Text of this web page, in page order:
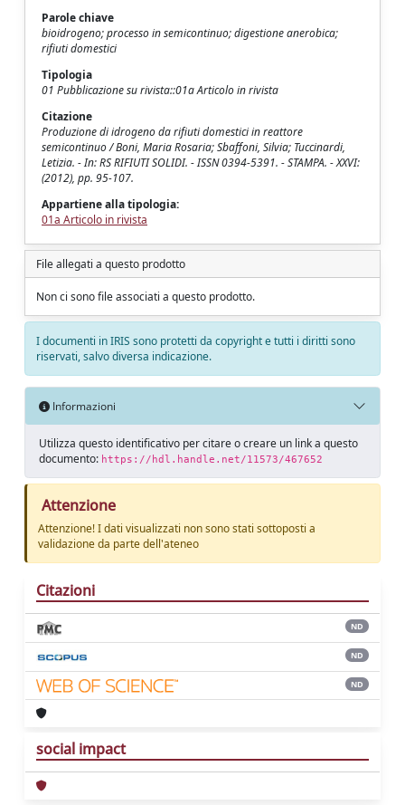
Parole chiave
bioidrogeno; processo in semicontinuo; digestione anerobica;
rifiuti domestici
Tipologia
01 Pubblicazione su rivista::01a Articolo in rivista
Citazione
Produzione di idrogeno da rifiuti domestici in reattore
semicontinuo / Boni, Maria Rosaria; Sbaffoni, Silvia; Tuccinardi,
Letizia. - In: RS RIFIUTI SOLIDI. - ISSN 0394-5391. - STAMPA. - XXVI:
(2012), pp. 95-107.
Appartiene alla tipologia:
01a Articolo in rivista
File allegati a questo prodotto
Non ci sono file associati a questo prodotto.
I documenti in IRIS sono protetti da copyright e tutti i diritti sono
riservati, salvo diversa indicazione.
Informazioni
Utilizza questo identificativo per citare o creare un link a questo
documento: https://hdl.handle.net/11573/467652
Attenzione
Attenzione! I dati visualizzati non sono stati sottoposti a
validazione da parte dell'ateneo
Citazioni
ND
ND
ND
social impact